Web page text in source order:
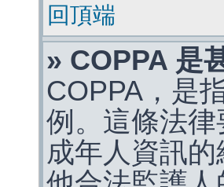
回頂端
» COPPA 是
COPPA，是
例。這條法
成年人資訊